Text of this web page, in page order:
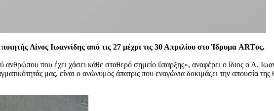
Λίνος Ιωαννίδης από τις 27 μέχρι τις 30 Απριλίου στο Ίδρυμα ARTος.
ανθρώπου που έχει χάσει κάθε σταθερό σημείο ύπαρξης», αναφέρει ο ίδιος ο Λ.
μας, είναι ο ανώνυμος άπατρις που εναγώνια δοκιμάζει την απουσία